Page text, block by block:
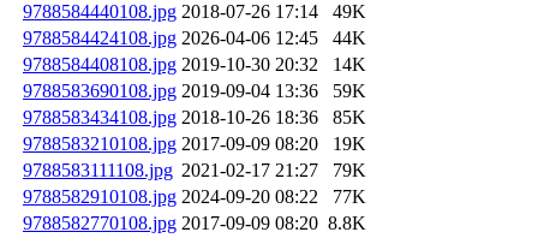
9788584440108.jpg 2018-07-26 17:14
49K
9788584424108.jpg 2026-04-06 12:45
44K
9788584408108.jpg 2019-10-30 20:32
14K
9788583690108.jpg 2019-09-04 13:36
59K
9788583434108.jpg 2018-10-26 18:36
85K
9788583210108.jpg 2017-09-09 08:20
19K
9788583111108.jpg 2021-02-17 21:27
79K
9788582910108.jpg 2024-09-20 08:22
77K
9788582770108.jpg 2017-09-09 08:20 8.8K